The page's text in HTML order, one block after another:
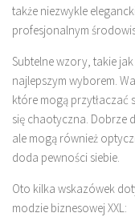
także niezwykle
profesjonalnym
Subtelne wzory, takie
najlepszym wyborem.
które mogą przytłaczać
się chaotyczna. Dobrze
ale mogą również
doda pewności siebie.
Oto kilka wskazówek
modzie biznesowej XXL: